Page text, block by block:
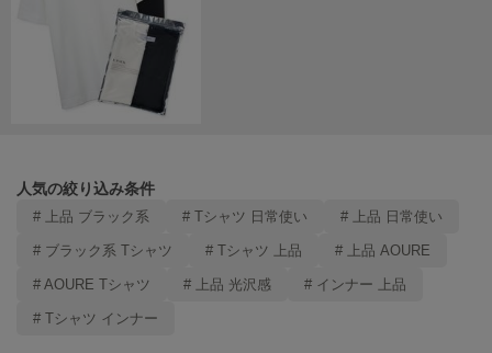
Philly chocolate
poláura
ポローラ
人気の絞り込み条件
# 上品 ブラック系 # Tシャツ 日常使い # 上品 日常使い
# ブラック系 Tシャツ # Tシャツ 上品 # 上品 AOURE
# AOURE Tシャツ # 上品 光沢感 # インナー 上品
# Tシャツ インナー